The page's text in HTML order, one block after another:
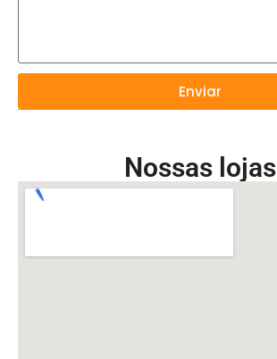
Enviar
Nossas lojas